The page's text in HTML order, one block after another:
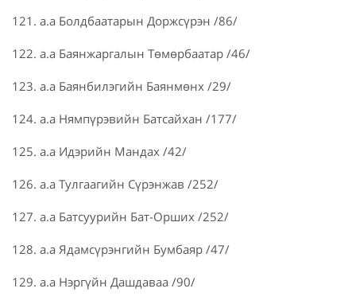
121. а.а Болдбаатарын Доржсүрэн /86/
122. а.а Баянжаргалын Төмөрбаатар /46/
123. а.а Баянбилэгийн Баянмөнх /29/
124. а.а Нямпүрэвийн Батсайхан /177/
125. а.а Идэрийн Мандах /42/
126. а.а Тулгаагийн Сүрэнжав /252/
127. а.а Батсуурийн Бат-Орших /252/
128. а.а Ядамсүрэнгийн Бумбаяр /47/
129. а.а Нэргүйн Дашдаваа /90/